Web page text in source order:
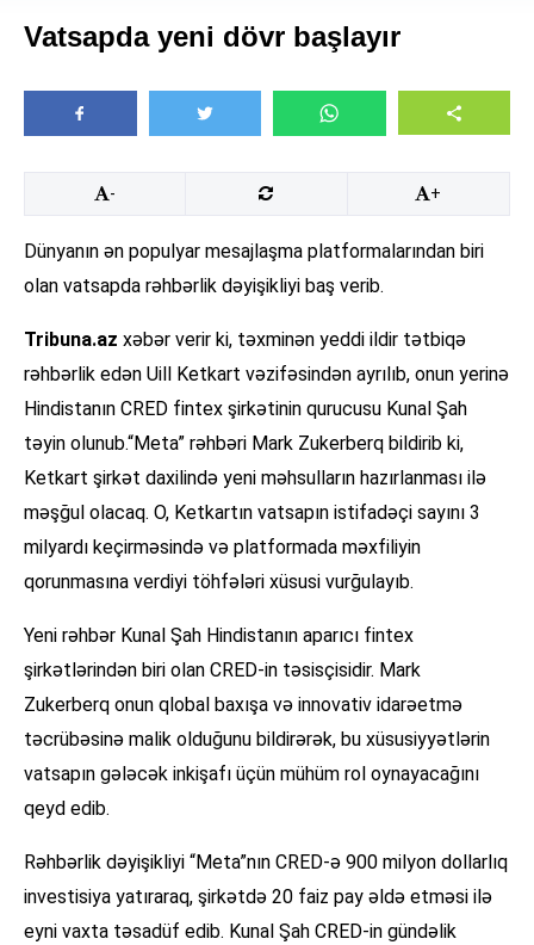
Vatsapda yeni dövr başlayır
- +
Dünyanın ən populyar mesajlaşma platformalarından biri
olan vatsapda rəhbərlik dəyişikliyi baş verib.
Tribuna.az xəbər verir ki, təxminən yeddi ildir tətbiqə
rəhbərlik edən Uill Ketkart vəzifəsindən ayrılıb, onun yerinə
Hindistanın CRED fintex şirkətinin qurucusu Kunal Şah
təyin olunub.“Meta” rəhbəri Mark Zukerberq bildirib ki,
Ketkart şirkət daxilində yeni məhsulların hazırlanması ilə
məşğul olacaq. O, Ketkartın vatsapın istifadəçi sayını 3
milyardı keçirməsində və platformada məxfiliyin
qorunmasına verdiyi töhfələri xüsusi vurğulayıb.
Yeni rəhbər Kunal Şah Hindistanın aparıcı fintex
şirkətlərindən biri olan CRED-in təsisçisidir. Mark
Zukerberq onun qlobal baxışa və innovativ idarəetmə
təcrübəsinə malik olduğunu bildirərək, bu xüsusiyyətlərin
vatsapın gələcək inkişafı üçün mühüm rol oynayacağını
qeyd edib.
Rəhbərlik dəyişikliyi “Meta”nın CRED-ə 900 milyon dollarlıq
investisiya yatıraraq, şirkətdə 20 faiz pay əldə etməsi ilə
eyni vaxta təsadüf edib. Kunal Şah CRED-in gündəlik